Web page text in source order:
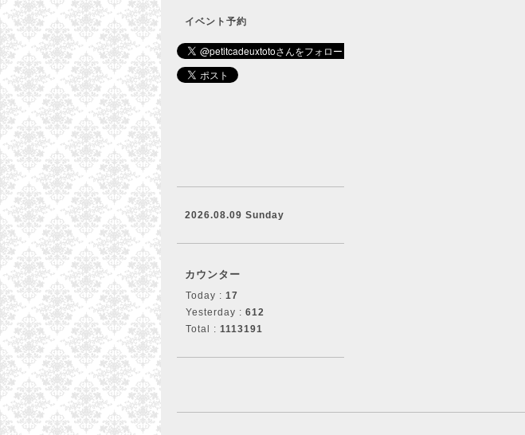
イベント予約
2026.08.09 Sunday
カウンター
Today : 17
Yesterday : 612
Total : 1113191